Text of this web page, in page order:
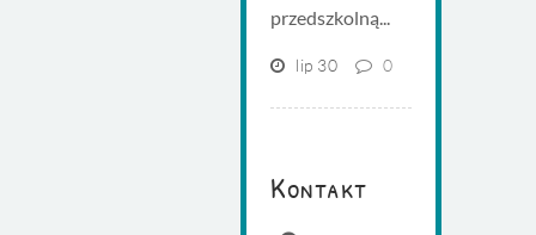
przedszkolną...
lip 30 0
Kontakt